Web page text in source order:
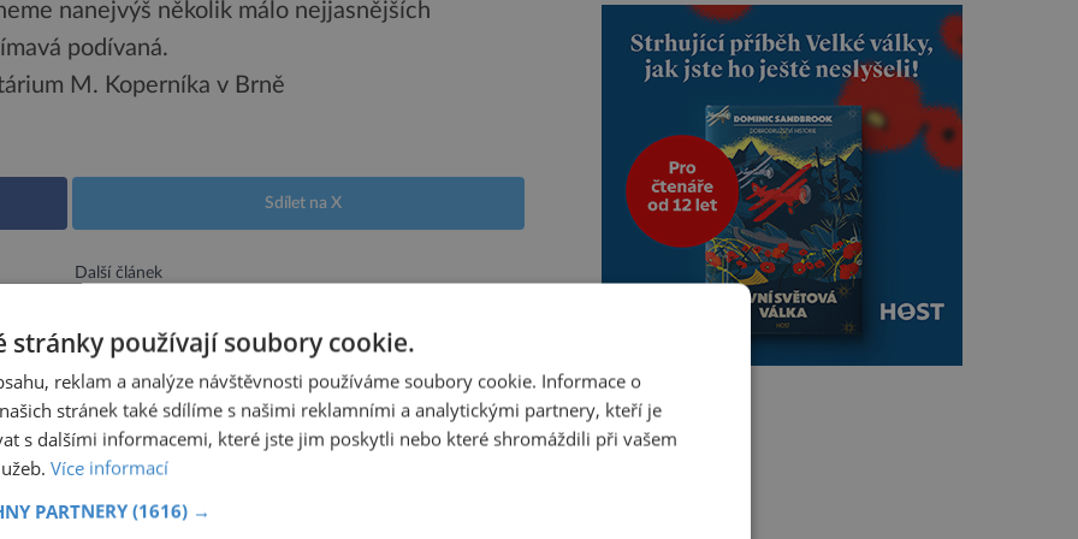
nanejvýš několik málo nejjasnějších
podívaná.
M. Koperníka v Brně
Sdílet na X
Další článek
ČLÁNKY
v peklo. I Venuši možná
stránky používají soubory cookie.
reklam a analýze návštěvnosti používáme soubory cookie. Informace o
stránek také sdílíme s našimi reklamními a analytickými partnery, kteří je
s dalšími informacemi, které jste jim poskytli nebo které shromáždili při vašem
Více informací
PARTNERY (1616) →